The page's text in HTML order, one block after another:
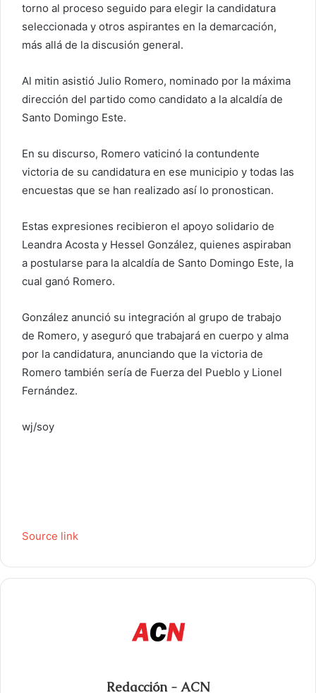
torno al proceso seguido para elegir la candidatura
seleccionada y otros aspirantes en la demarcación,
más allá de la discusión general.
Al mitin asistió Julio Romero, nominado por la máxima
dirección del partido como candidato a la alcaldía de
Santo Domingo Este.
En su discurso, Romero vaticinó la contundente
victoria de su candidatura en ese municipio y todas las
encuestas que se han realizado así lo pronostican.
Estas expresiones recibieron el apoyo solidario de
Leandra Acosta y Hessel González, quienes aspiraban
a postularse para la alcaldía de Santo Domingo Este, la
cual ganó Romero.
González anunció su integración al grupo de trabajo
de Romero, y aseguró que trabajará en cuerpo y alma
por la candidatura, anunciando que la victoria de
Romero también sería de Fuerza del Pueblo y Lionel
Fernández.
wj/soy
Source link
Redacción - ACN